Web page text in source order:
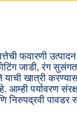
फवारणी
जाडी, रंग
खात्री
पर्यावरण
निरुपद्रवी पावडर